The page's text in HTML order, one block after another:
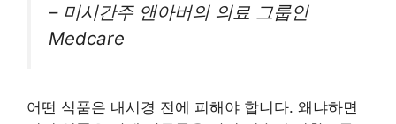
– 미시간주 앤아버의 의료 그룹인
Medcare
어떤 식품은 내시경 전에 피해야 합니다. 왜냐하면